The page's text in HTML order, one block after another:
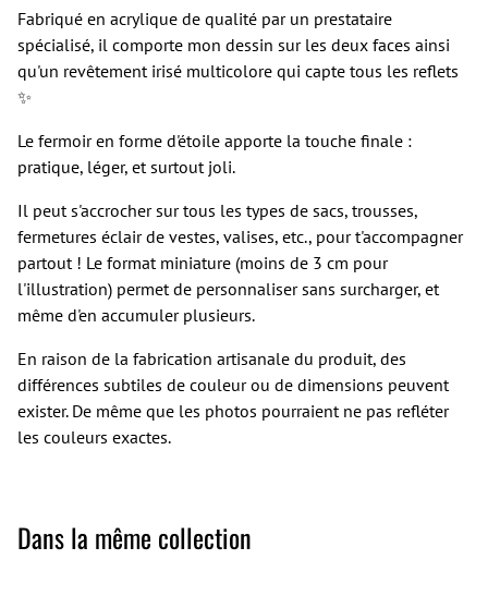
Fabriqué en acrylique de qualité par un prestataire
spécialisé, il comporte mon dessin sur les deux faces ainsi
qu'un revêtement irisé multicolore qui capte tous les reflets
✨
Le fermoir en forme d'étoile apporte la touche finale :
pratique, léger, et surtout joli.
Il peut s'accrocher sur tous les types de sacs, trousses,
fermetures éclair de vestes, valises, etc., pour t'accompagner
partout ! Le format miniature (moins de 3 cm pour
l'illustration) permet de personnaliser sans surcharger, et
même d'en accumuler plusieurs.
En raison de la fabrication artisanale du produit, des
différences subtiles de couleur ou de dimensions peuvent
exister. De même que les photos pourraient ne pas refléter
les couleurs exactes.
Dans la même collection